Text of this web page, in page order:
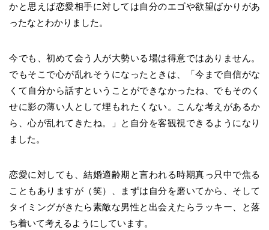
かと思えば恋愛相手に対しては自分のエゴや欲望ばかりがあ
ったなとわかりました。
今でも、初めて会う人が大勢いる場は得意ではありません。
でもそこで心が乱れそうになったときは、「今まで自信がな
くて自分から話すということができなかったね、でもそのく
せに影の薄い人として埋もれたくない。こんな考えがあるか
ら、心が乱れてきたね。」と自分を客観視できるようになり
ました。
恋愛に対しても、結婚適齢期と言われる時期真っ只中で焦る
こともありますが（笑）、まずは自分を磨いてから、そして
タイミングがきたら素敵な男性と出会えたらラッキー、と落
ち着いて考えるようにしています。